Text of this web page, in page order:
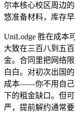
尔本核心校区周边
悠准备材料，库存早
UniLodge 胜在成本
大致在三百八到五
金。合同里把网络
白白。对初次出国
成本——你不用自己
下的租金缺口。但
严，提前解约通常